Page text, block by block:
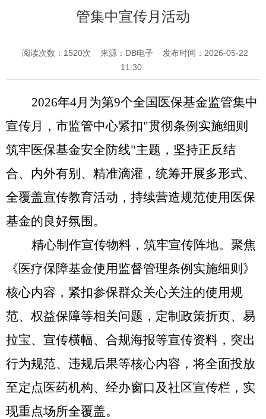
管集中宣传月活动
阅读次数： 1520次 来源：DB电子
发布时间：2026-05-22
11:30
2026年4月为第9个全国医保基金监管集中
宣传月，市监管中心紧扣"贯彻条例实施细则
筑牢医保基金安全防线"主题，坚持正反结
合、内外有别、精准滴灌，统筹开展多形式、
全覆盖宣传教育活动，持续营造规范使用医保
基金的良好氛围。
精心制作宣传物料，筑牢宣传阵地。 聚焦
《医疗保障基金使用监督管理条例实施细则》
核心内容，紧扣参保群众关心关注的使用规
范、权益保障等相关问题，定制政策折页、易
拉宝、宣传横幅、合规海报等宣传资料，突出
行为规范、违规后果等核心内容，将全面投放
至定点医药机构、经办窗口及社区宣传栏，实
现重点场所全覆盖。